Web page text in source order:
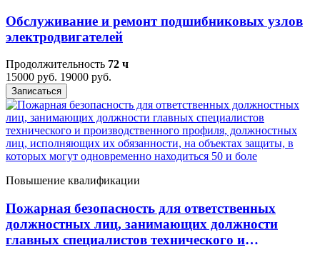
Обслуживание и ремонт подшибниковых узлов
электродвигателей
Продолжительность 72 ч
15000 руб. 19000 руб.
Записаться
Повышение квалификации
Пожарная безопасность для ответственных
должностных лиц, занимающих должности
главных специалистов технического и